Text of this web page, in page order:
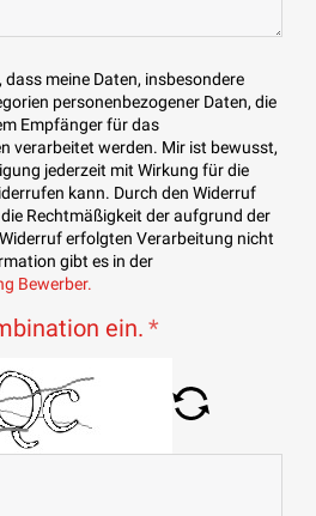
dass meine Daten, insbesondere
personenbezogener Daten, die
Empfänger für das
verarbeitet werden. Mir ist bewusst,
jederzeit mit Wirkung für die
kann. Durch den Widerruf
Rechtmäßigkeit der aufgrund der
erfolgten Verarbeitung nicht
gibt es in der
Bewerber.
ein.